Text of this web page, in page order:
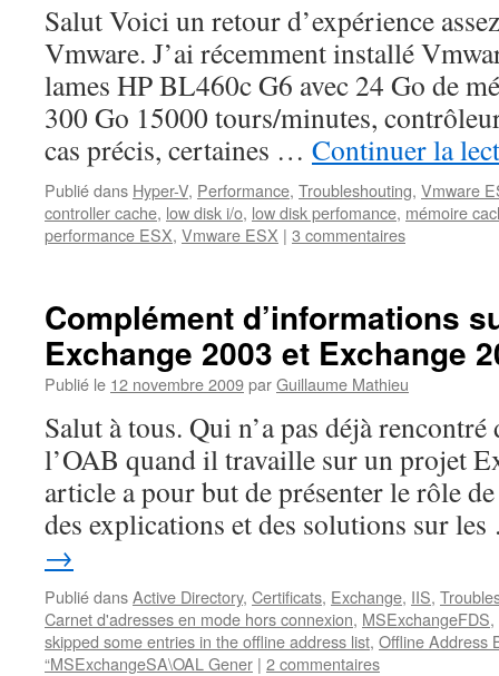
Salut Voici un retour d’expérience
Vmware. J’ai récemment installé
lames HP BL460c G6 avec 24 Go de
300 Go 15000 tours/minutes,
cas précis, certaines … Continuer la
Publié dans Hyper-V, Performance, Troubleshouting, Vmware
controller cache, low disk i/o, low disk perfomance, mémoire
performance ESX, Vmware ESX | 3 commentaires
Complément d’informations
Exchange 2003 et Exchange
Publié le 12 novembre 2009parGuillaume Mathieu
Salut à tous. Qui n’a pas déjà rencontré
l’OAB quand il travaille sur un projet
article a pour but de présenter le rôle
des explications et des solutions sur
→
Publié dansActive Directory, Certificats, Exchange, IIS,
Carnet d'adresses en mode hors connexion, MSExchangeFDS,
skipped some entries in the offline address list, Offline Address
“MSExchangeSA\OAL Gener | 2 commentaires